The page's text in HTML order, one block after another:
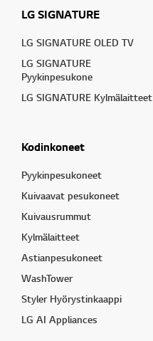
LG SIGNATURE
LG SIGNATURE OLED TV
LG SIGNATURE
Pyykinpesukone
LG SIGNATURE Kylmälaitteet
Kodinkoneet
Pyykinpesukoneet
Kuivaavat pesukoneet
Kuivausrummut
Kylmälaitteet
Astianpesukoneet
WashTower
Styler Hyörystinkaappi
LG AI Appliances